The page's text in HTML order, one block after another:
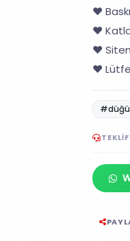
❤️
❤️
❤️
❤️